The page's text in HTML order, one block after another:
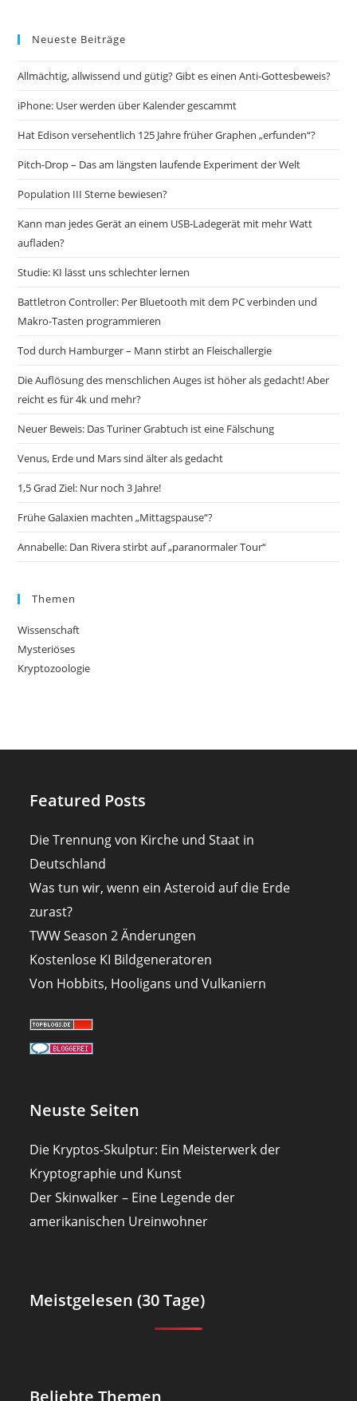
Neueste Beiträge
Allmächtig, allwissend und gütig? Gibt es einen Anti-Gottesbeweis?
iPhone: User werden über Kalender gescammt
Hat Edison versehentlich 125 Jahre früher Graphen „erfunden“?
Pitch-Drop – Das am längsten laufende Experiment der Welt
Population III Sterne bewiesen?
Kann man jedes Gerät an einem USB-Ladegerät mit mehr Watt
aufladen?
Studie: KI lässt uns schlechter lernen
Battletron Controller: Per Bluetooth mit dem PC verbinden und
Makro-Tasten programmieren
Tod durch Hamburger – Mann stirbt an Fleischallergie
Die Auflösung des menschlichen Auges ist höher als gedacht! Aber
reicht es für 4k und mehr?
Neuer Beweis: Das Turiner Grabtuch ist eine Fälschung
Venus, Erde und Mars sind älter als gedacht
1,5 Grad Ziel: Nur noch 3 Jahre!
Frühe Galaxien machten „Mittagspause“?
Annabelle: Dan Rivera stirbt auf „paranormaler Tour“
Themen
Wissenschaft
Mysteriöses
Kryptozoologie
Featured Posts
Die Trennung von Kirche und Staat in
Deutschland
Was tun wir, wenn ein Asteroid auf die Erde
zurast?
TWW Season 2 Änderungen
Kostenlose KI Bildgeneratoren
Von Hobbits, Hooligans und Vulkaniern
Neuste Seiten
Die Kryptos-Skulptur: Ein Meisterwerk der
Kryptographie und Kunst
Der Skinwalker – Eine Legende der
amerikanischen Ureinwohner
Meistgelesen (30 Tage)
Beliebte Themen